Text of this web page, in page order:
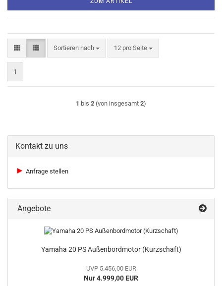
Sortieren nach
Sortieren nach 12 pro Seite
pro Seite
1
1 bis 2 (von insgesamt 2)
Kontakt zu uns
► Anfrage stellen
Angebote
Yamaha 20 PS Außenbordmotor (Kurzschaft)
UVP 5.456,00 EUR
Nur 4.999,00 EUR